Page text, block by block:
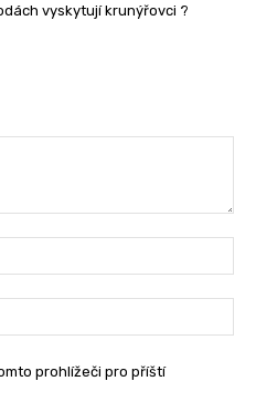
vyskytují krunýřovci ?
prohlížeči pro příští